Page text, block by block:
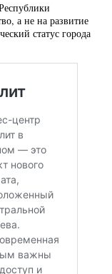
а не на развитие
статус города